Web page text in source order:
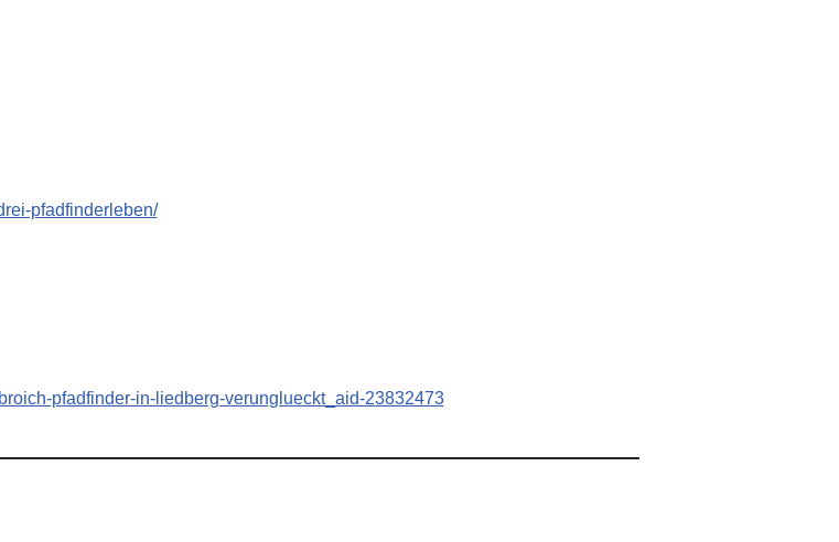
pfadfinderleben/
pfadfinder-in-liedberg-verunglueckt_aid-23832473